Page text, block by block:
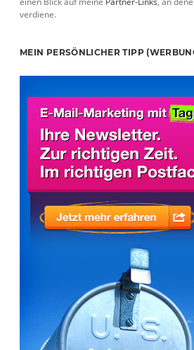
verdiene.
MEIN PERSÖNLICHER TIPP